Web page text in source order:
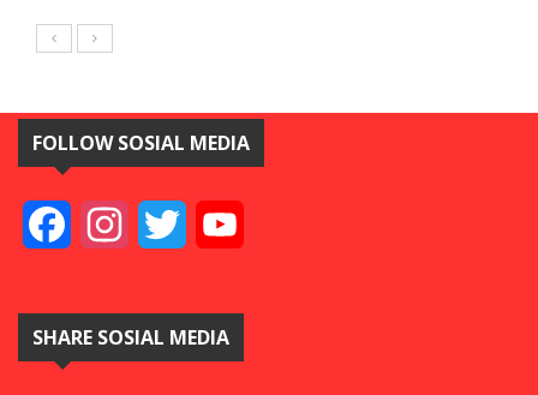
FOLLOW SOSIAL MEDIA
FacebookInstagramTwitter
SHARE SOSIAL MEDIA